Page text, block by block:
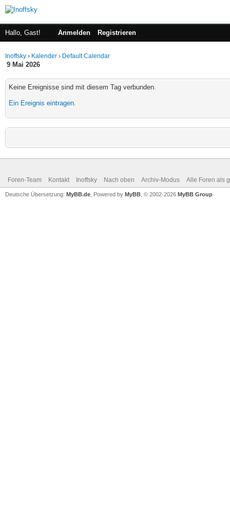
Hallo, Gast! Anmelden Registrieren
Inoffsky › Kalender › Default Calendar
9 Mai 2026
Keine Ereignisse sind mit diesem Tag verbunden.
Ein Ereignis eintragen.
Foren-Team Kontakt Inoffsky Nach oben Archiv-Modus Alle Foren als
Deutsche Übersetzung: MyBB.de , Powered by MyBB , © 2002-2026 MyBB Group